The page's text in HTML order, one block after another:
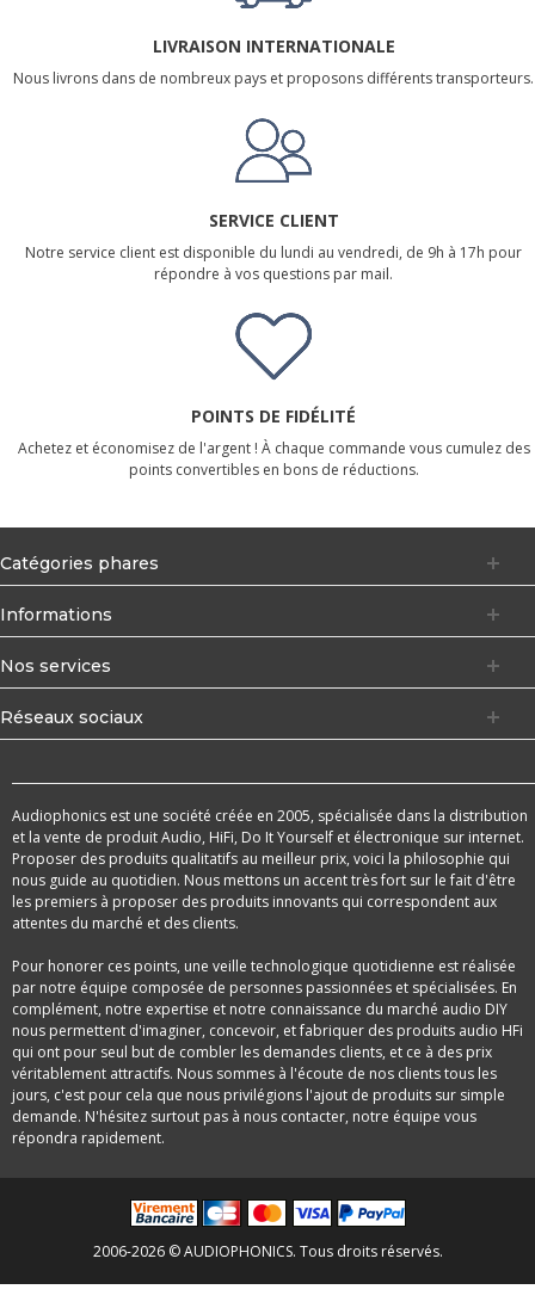
LIVRAISON INTERNATIONALE
Nous livrons dans de nombreux pays et proposons différents transporteurs.
SERVICE CLIENT
Notre service client est disponible du lundi au vendredi, de 9h à 17h pour
répondre à vos questions par mail.
POINTS DE FIDÉLITÉ
Achetez et économisez de l'argent ! À chaque commande vous cumulez des
points convertibles en bons de réductions.
Catégories phares
Informations
Nos services
Réseaux sociaux
Audiophonics est une société créée en 2005, spécialisée dans la distribution
et la vente de produit Audio, HiFi, Do It Yourself et électronique sur internet.
Proposer des produits qualitatifs au meilleur prix, voici la philosophie qui
nous guide au quotidien. Nous mettons un accent très fort sur le fait d'être
les premiers à proposer des produits innovants qui correspondent aux
attentes du marché et des clients.
Pour honorer ces points, une veille technologique quotidienne est réalisée
par notre équipe composée de personnes passionnées et spécialisées. En
complément, notre expertise et notre connaissance du marché audio DIY
nous permettent d'imaginer, concevoir, et fabriquer des produits audio HFi
qui ont pour seul but de combler les demandes clients, et ce à des prix
véritablement attractifs. Nous sommes à l'écoute de nos clients tous les
jours, c'est pour cela que nous privilégions l'ajout de produits sur simple
demande. N'hésitez surtout pas à nous contacter, notre équipe vous
répondra rapidement.
2006-2026 © AUDIOPHONICS. Tous droits réservés.